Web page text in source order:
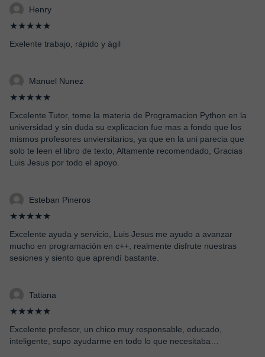
Henry
★★★★★
Exelente trabajo, rápido y ágil
Manuel Nunez
★★★★★
Excelente Tutor, tome la materia de Programacion Python en la
universidad y sin duda su explicacion fue mas a fondo que los
mismos profesores unviersitarios, ya que en la uni parecia que
solo te leen el libro de texto, Altamente recomendado, Gracias
Luis Jesus por todo el apoyo.
Esteban Pineros
★★★★★
Excelente ayuda y servicio, Luis Jesus me ayudo a avanzar
mucho en programación en c++, realmente disfrute nuestras
sesiones y siento que aprendí bastante.
Tatiana
★★★★★
Excelente profesor, un chico muy responsable, educado,
inteligente, supo ayudarme en todo lo que necesitaba…